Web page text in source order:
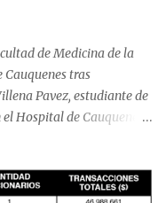
de Medicina de la
tras
Pavez, estudiante de
Hospital de Cauquenes.
su estado de salud, el